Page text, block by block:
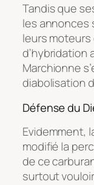
Tandis que
les annonces
leurs
d’hybridation
Marchionne
diabolisation
Défense du
Evidemment,
modifié la
de ce
surtout